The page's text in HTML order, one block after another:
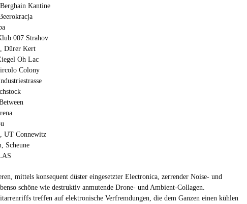
Kantine
007 Strahov
Dürer Kert
Oh Lac
Colony
UT Connewitz
Scheune
mittels konsequent düster eingesetzter Electronica, zerrender Noise- und
schöne wie destruktiv anmutende Drone- und Ambient-Collagen.
treffen auf elektronische Verfremdungen, die dem Ganzen einen kühlen